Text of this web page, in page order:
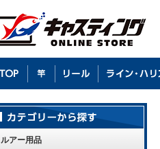
ルアー用品